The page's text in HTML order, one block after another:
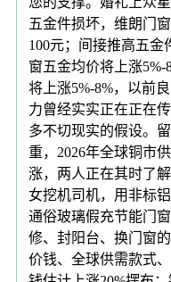
五金件损坏，维朗门
100元；间接推高五金
窗五金均价将上涨
将上涨5%-8%，以前
力曾经实实正在正在
多不切现实的假设。
重，2026年全球铜市
涨，两人正在其时了
女挖机司机，用非标
通俗玻璃假充节能门
修、封阳台、换门窗
价钱、全球供需款式